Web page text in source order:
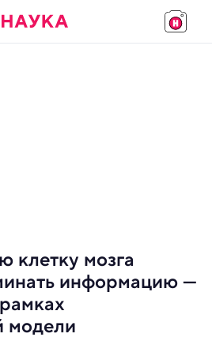
клетку мозга
информацию —
модели